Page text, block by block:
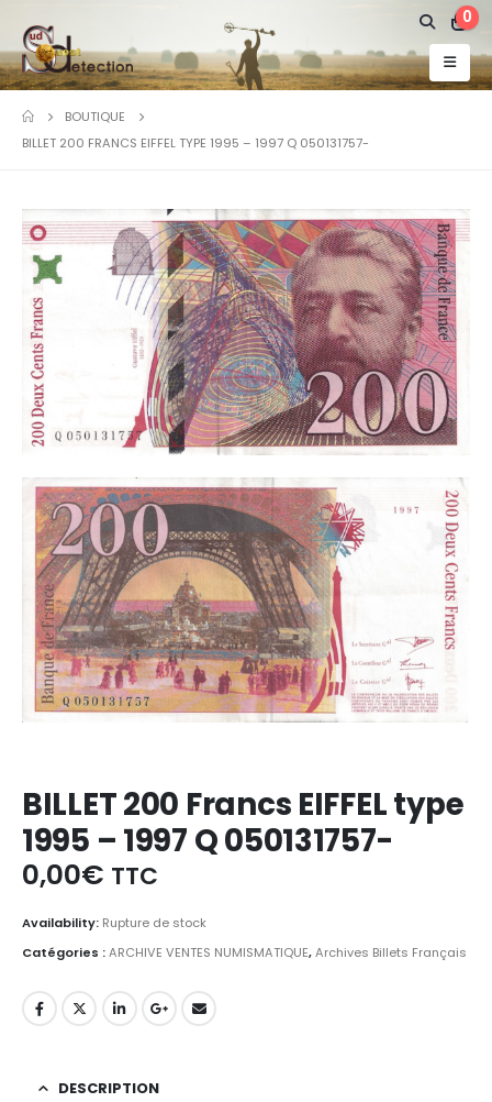
0
BOUTIQUE
BILLET 200 FRANCS EIFFEL TYPE 1995 – 1997 Q 050131757-
BILLET 200 Francs EIFFEL type
1995 – 1997 Q 050131757-
0,00€ TTC
Availability: Rupture de stock
Catégories :ARCHIVE VENTES NUMISMATIQUE,Archives Billets Français
DESCRIPTION